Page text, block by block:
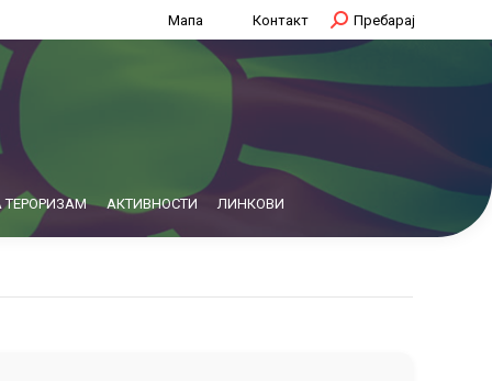
Мапа Контакт Search:Пребарај
АКТИВНОСТИ ЛИНКОВИ